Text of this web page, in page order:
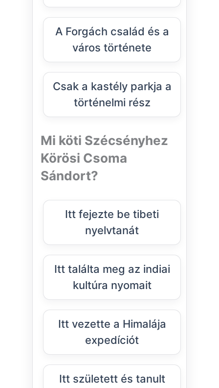
A Forgách család és a
város története
Csak a kastély parkja a
történelmi rész
Mi köti Szécsényhez
Körösi Csoma
Sándort?
Itt fejezte be tibeti
nyelvtanát
Itt találta meg az indiai
kultúra nyomait
Itt vezette a Himalája
expedíciót
Itt született és tanult